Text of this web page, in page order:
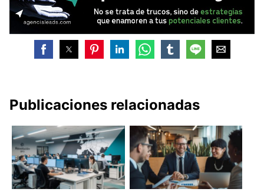
Publicaciones relacionadas